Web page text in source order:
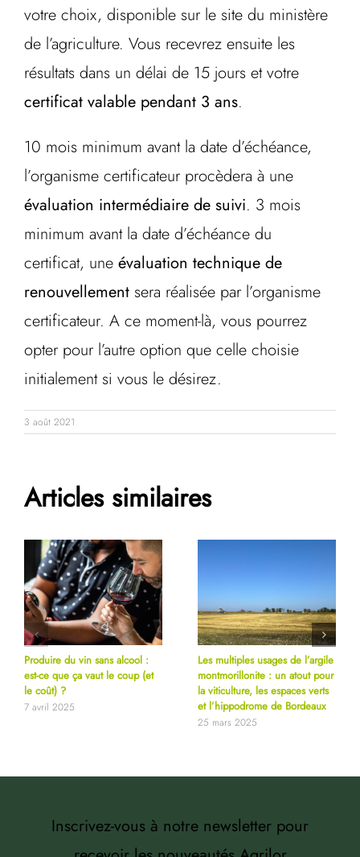
votre choix, disponible sur le site du ministère
de l’agriculture. Vous recevrez ensuite les
résultats dans un délai de 15 jours et votre
certificat valable pendant 3 ans.
10 mois minimum avant la date d’échéance,
l’organisme certificateur procèdera à une
évaluation intermédiaire de suivi. 3 mois
minimum avant la date d’échéance du
certificat, une évaluation technique de
renouvellement sera réalisée par l’organisme
certificateur. A ce moment-là, vous pourrez
opter pour l’autre option que celle choisie
initialement si vous le désirez.
3 août 2021
Articles similaires
Produire du vin sans alcool :
est-ce que ça vaut le coup (et
le coût) ?
7 avril 2025
Les multiples usages de l’argile
montmorillonite : un atout pour
la viticulture, les espaces verts
et l’hippodrome de Bordeaux
25 mars 2025
Inscrivez-vous à notre newsletter pour